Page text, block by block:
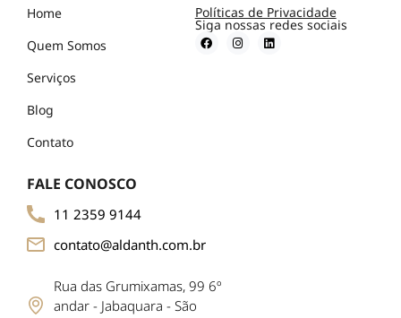
Home
Quem Somos
Serviços
Blog
Contato
Políticas de Privacidade
Siga nossas redes sociais
FALE CONOSCO
11 2359 9144
contato@aldanth.com.br
Rua das Grumixamas, 99 6º
andar - Jabaquara - São